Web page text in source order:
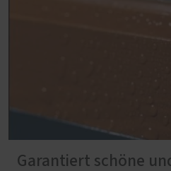
Garantiert schöne